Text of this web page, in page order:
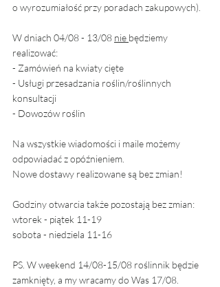
o wyrozumiałość przy poradach zakupowych).
W dniach 04/08 - 13/08 nie będziemy
realizować:
- Zamówień na kwiaty cięte
- Usługi przesadzania roślin/roślinnych
konsultacji
- Dowozów roślin
Na wszystkie wiadomości i maile możemy
odpowiadać z opóźnieniem.
Nowe dostawy realizowane są bez zmian!
Godziny otwarcia także pozostają bez zmian:
wtorek - piątek 11-19
sobota - niedziela 11-16
PS. W weekend 14/08-15/08 roślinnik będzie
zamknięty, a my wracamy do Was 17/08.